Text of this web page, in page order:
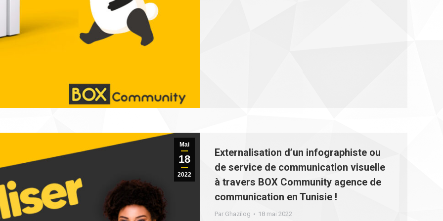
Mai
18
2022
Externalisation d’un infographiste ou
de service de communication visuelle
à travers BOX Community agence de
communication en Tunisie !
Par Ghazilog 18 mai 2022